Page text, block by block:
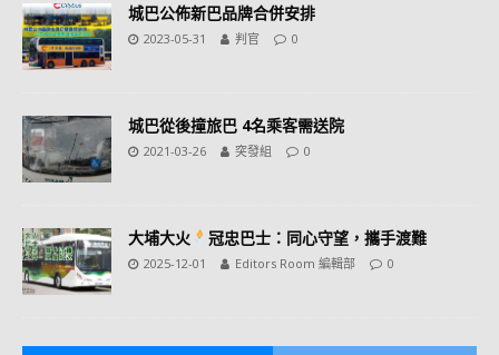
城巴公佈新巴品牌合併安排
2023-05-31 判官 0
城巴從後撞旅巴 4名乘客需送院
2021-03-26 突發組 0
大埔大火 冠忠巴士：同心守望，攜手渡難
2025-12-01 Editors Room 編輯部 0